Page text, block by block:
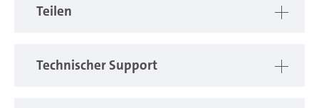
Teilen
Technischer Support